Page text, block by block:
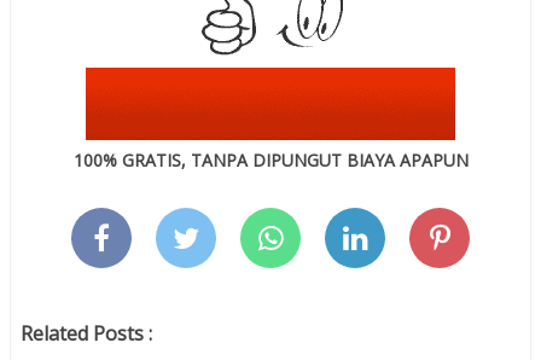
100% GRATIS, TANPA DIPUNGUT BIAYA APAPUN
Related Posts :